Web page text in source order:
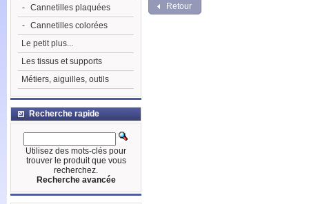
Retour
- Cannetilles plaquées
- Cannetilles colorées
Le petit plus...
Les tissus et supports
Métiers, aiguilles, outils
Recherche rapide
Utilisez des mots-clés pour
trouver le produit que vous
recherchez.
Recherche avancée